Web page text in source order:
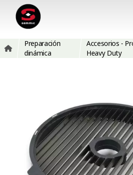
Preparación
dinámica
Accesorios -
Heavy Duty